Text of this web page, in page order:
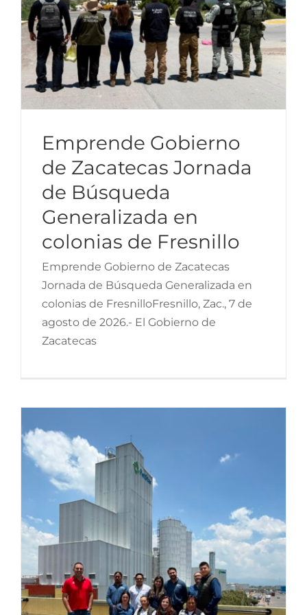
Emprende Gobierno
de Zacatecas Jornada
de Búsqueda
Generalizada en
colonias de Fresnillo
Emprende Gobierno de Zacatecas
Jornada de Búsqueda Generalizada en
colonias de FresnilloFresnillo, Zac., 7 de
agosto de 2026.- El Gobierno de
Zacatecas
Implementa Gobierno de
Zacatecas estrategia de
reciclaje integral de PET
con encuentro
institucional en PetStar